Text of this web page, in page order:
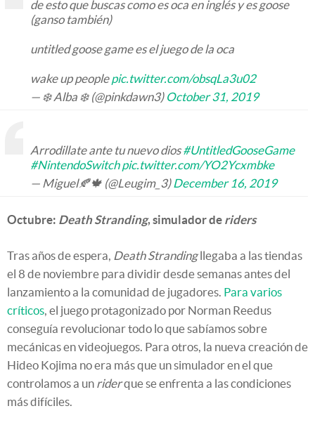
de esto que buscas como es oca en inglés y es goose
(ganso también)
untitled goose game es el juego de la oca
wake up peoplepic.twitter.com/obsqLa3u02
— ❄️ Alba ❄️ (@pinkdawn3) October 31, 2019
Arrodillate ante tu nuevo dios#UntitledGooseGame
#NintendoSwitch pic.twitter.com/YO2Ycxmbke
— Miguel🍂🍁 (@Leugim_3) December 16, 2019
Octubre: Death Stranding, simulador de riders
Tras años de espera, Death Strandingllegaba a las tiendas
el 8 de noviembre para dividir desde semanas antes del
lanzamiento a la comunidad de jugadores. Para varios
críticos , el juego protagonizado por Norman Reedus
conseguía revolucionar todo lo que sabíamos sobre
mecánicas en videojuegos. Para otros, la nueva creación de
Hideo Kojima no era más que un simulador en el que
controlamos a un riderque se enfrenta a las condiciones
más difíciles.